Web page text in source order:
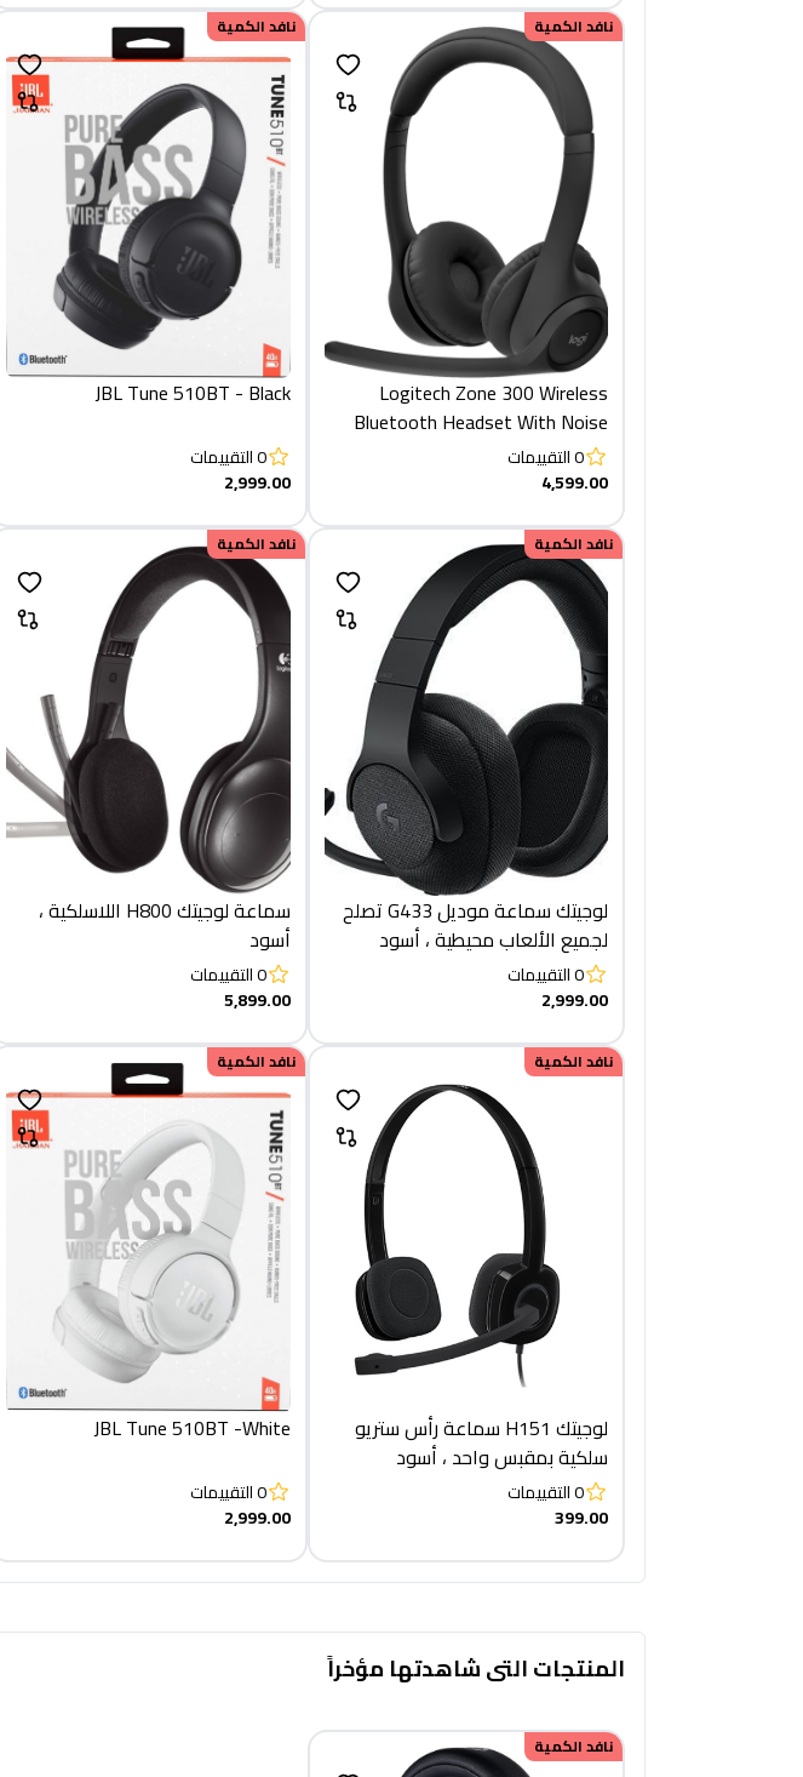
نافد الكمية
Logitech Zone 300 Wireless
Bluetooth Headset With Noise
0التقييمات
4,599.00
نافد الكمية
JBL Tune 510BT - Black
0التقييمات
2,999.00
نافد الكمية
لوجيتك سماعة موديل G433 تصلح
لجميع الألعاب محيطية ، أسود
0التقييمات
2,999.00
نافد الكمية
سماعة لوجيتك H800 اللاسلكية ،
أسود
0التقييمات
5,899.00
نافد الكمية
لوجيتك H151 سماعة رأس ستريو
سلكية بمقبس واحد ، أسود
0التقييمات
399.00
نافد الكمية
JBL Tune 510BT -White
0التقييمات
2,999.00
المنتجات التى شاهدتها مؤخراً
نافد الكمية